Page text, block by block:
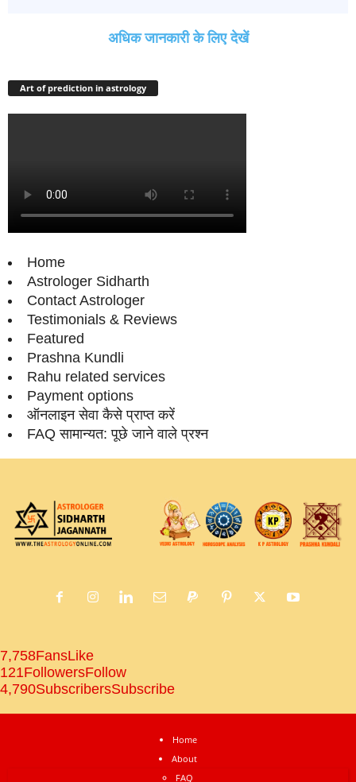
अधिक जानकारी के लिए देखें
Art of prediction in astrology
Home
Astrologer Sidharth
Contact Astrologer
Testimonials & Reviews
Featured
Prashna Kundli
Rahu related services
Payment options
ऑनलाइन सेवा कैसे प्राप्‍त करें
FAQ सामान्‍यत: पूछे जाने वाले प्रश्‍न
7,758FansLike
121FollowersFollow
4,790SubscribersSubscribe
Home
About
FAQ